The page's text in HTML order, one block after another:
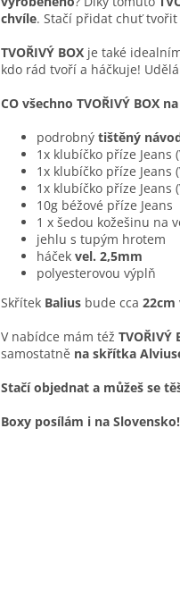
chvíle. Stačí přidat chuť
TVOŘIVÝ BOX je také
kdo rád tvoří a háčkuje!
CO všechno TVOŘIVÝ BOX
podrobný tištěný
1x klubíčko příze Jeans
1x klubíčko příze Jeans
1x klubíčko příze Jeans
10g béžové příze Jeans
1 x šedou kožešinu na
jehlu s tupým hrotem
háček vel. 2,5mm
polyesterovou výplň
Skřítek Balius bude cca 22cm
V nabídce mám též TVOŘIVÝ
samostatně na skřítka
Stačí objednat a můžeš se
Boxy posílám i na Slovensko!